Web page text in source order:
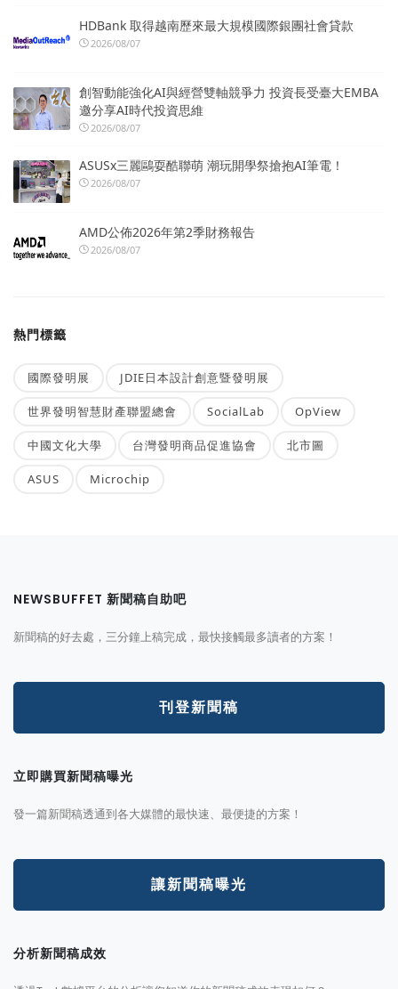
HDBank 取得越南歷來最大規模國際銀團社會貸款
2026/08/07
創智動能強化AI與經營雙軸競爭力 投資長受臺大EMBA
邀分享AI時代投資思維
2026/08/07
ASUSx三麗鷗耍酷聯萌 潮玩開學祭搶抱AI筆電！
2026/08/07
AMD公佈2026年第2季財務報告
2026/08/07
熱門標籤
國際發明展 JDIE日本設計創意暨發明展
世界發明智慧財產聯盟總會 SocialLab OpView
中國文化大學 台灣發明商品促進協會 北市圖
ASUS Microchip
NEWSBUFFET 新聞稿自助吧
新聞稿的好去處，三分鐘上稿完成，最快接觸最多讀者的方案！
刊登新聞稿
立即購買新聞稿曝光
發一篇新聞稿透通到各大媒體的最快速、最便捷的方案！
讓新聞稿曝光
分析新聞稿成效